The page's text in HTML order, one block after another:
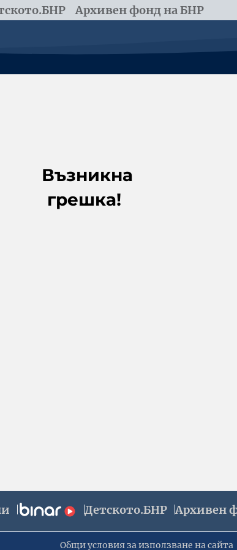
Архивен фонд на БНР
Възникна
грешка!
Детското.БНР Архивен
Общи условия за използване на сайта